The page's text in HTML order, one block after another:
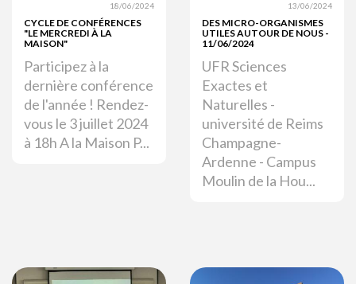
18/06/2024
CYCLE DE CONFÉRENCES
"LE MERCREDI À LA
MAISON"
Participez à la
dernière conférence
de l'année ! Rendez-
vous le 3 juillet 2024
à 18h A la Maison P...
13/06/2024
DES MICRO-ORGANISMES
UTILES AUTOUR DE NOUS -
11/06/2024
UFR Sciences
Exactes et
Naturelles -
université de Reims
Champagne-
Ardenne - Campus
Moulin de la Hou...